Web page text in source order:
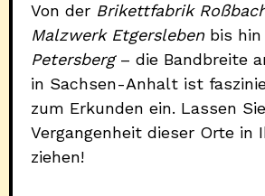
Von der Brikettfabrik
Malzwerk Etgerslebenbis hin
Petersberg– die Bandbreite
in Sachsen-Anhalt ist
zum Erkunden ein. Lassen
Vergangenheit dieser Orte in
ziehen!